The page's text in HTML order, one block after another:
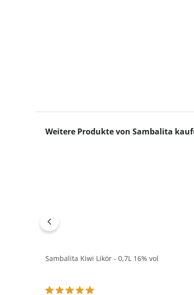
Produktgalerie überspringen
Weitere Produkte von Sambalita
Sambalita Kiwi Likör - 0,7L 16% vol